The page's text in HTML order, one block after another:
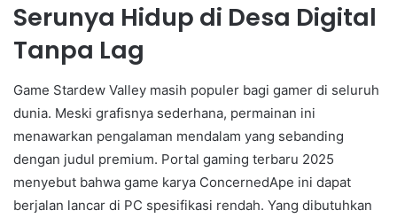
Serunya Hidup di Desa Digital
Tanpa Lag
Game Stardew Valley masih populer bagi gamer di seluruh
dunia. Meski grafisnya sederhana, permainan ini
menawarkan pengalaman mendalam yang sebanding
dengan judul premium. Portal gaming terbaru 2025
menyebut bahwa game karya ConcernedApe ini dapat
berjalan lancar di PC spesifikasi rendah. Yang dibutuhkan